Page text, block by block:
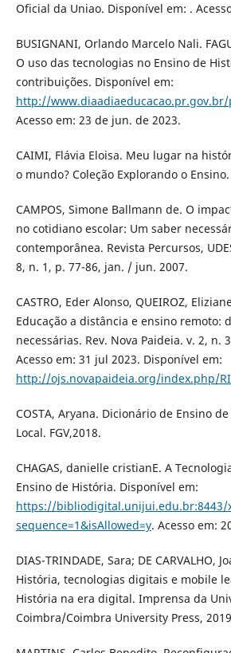
Oficial da Uniao. Disponível em: .
BUSIGNANI, Orlando Marcelo Nali.
O uso das tecnologias no Ensino de
contribuições. Disponível em:
http://
Acesso em: 23 de jun. de 2023.
CAIMI, Flávia Eloisa. Meu lugar na
o mundo? Coleção Explorando o
CAMPOS, Simone Ballmann de. O
no cotidiano escolar: Um saber
contemporânea. Revista Percursos,
8, n. 1, p. 77-86, jan. / jun. 2007.
CASTRO, Eder Alonso, QUEIROZ,
Educação a distância e ensino remoto:
necessárias. Rev. Nova Paideia. v. 2, n.
Acesso em: 31 jul 2023. Disponível em:
http://ojs.novapaideia.org/index.php/
COSTA, Aryana. Dicionário de Ensino
Local. FGV,2018.
CHAGAS, danielle cristianE. A
Ensino de História. Disponível em:
https://bibliodigital.unijui.edu.br:8443/
sequence=1&isAllowed=y. Acesso em:
DIAS-TRINDADE, Sara; DE CARVALHO,
História, tecnologias digitais e mobile
História na era digital. Imprensa da
Coimbra/Coimbra University Press,